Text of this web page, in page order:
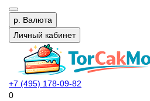
р. Валюта
Личный кабинет
+7 (495) 178-09-82
0